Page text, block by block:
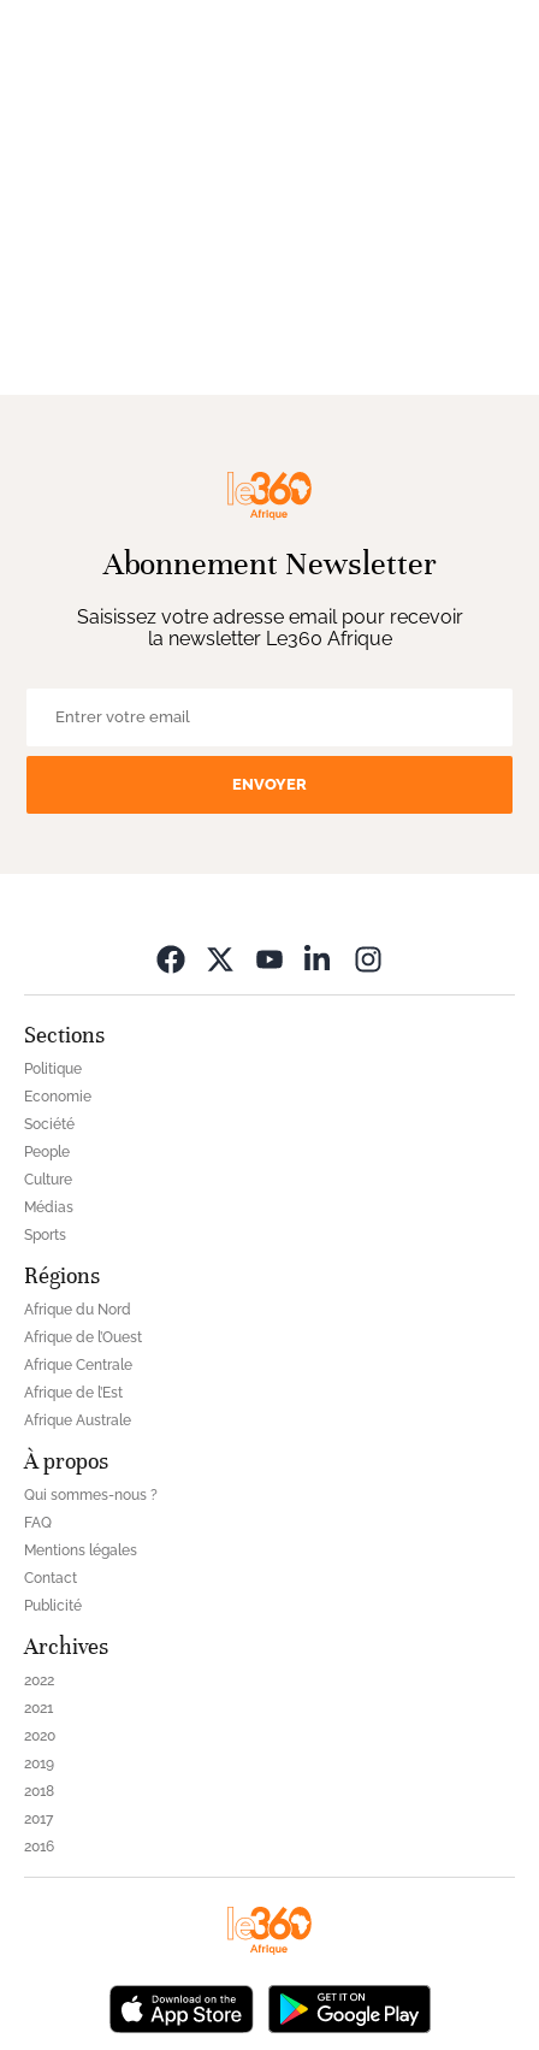
Abonnement Newsletter
Saisissez votre adresse email pour recevoir
la newsletter Le360 Afrique
ENVOYER
Sections
Politique
Economie
Société
People
Culture
Médias
Sports
Régions
Afrique du Nord
Afrique de l’Ouest
Afrique Centrale
Afrique de l’Est
Afrique Australe
À propos
Qui sommes-nous ?
FAQ
Mentions légales
Contact
Publicité
Archives
2022
2021
2020
2019
2018
2017
2016